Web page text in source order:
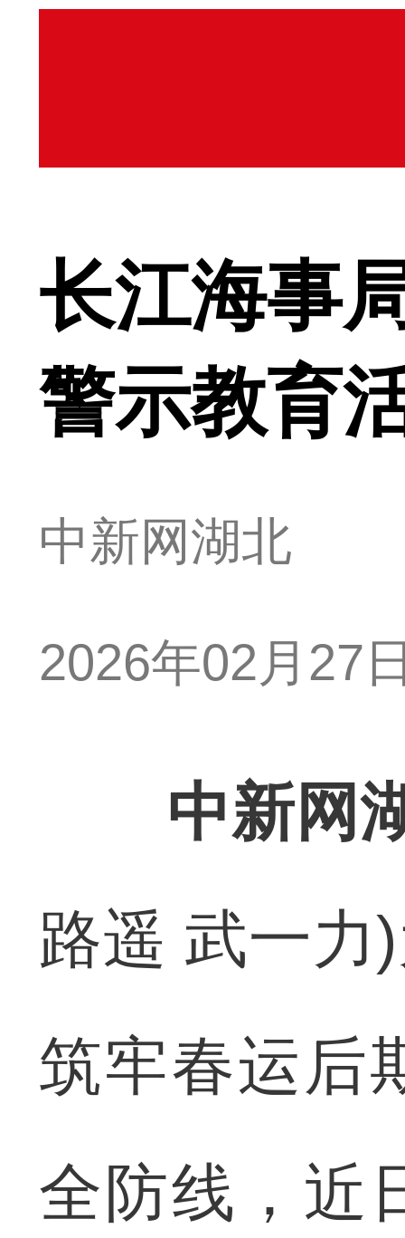
长江海事
警示教育
中新网湖北
2026年02月27
中新网
路遥 武一力
筑牢春运后
全防线，近